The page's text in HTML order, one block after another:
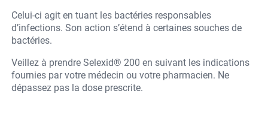
Celui-ci agit en tuant les bactéries responsables
d’infections. Son action s’étend à certaines souches de
bactéries.
Veillez à prendre Selexid® 200 en suivant les indications
fournies par votre médecin ou votre pharmacien. Ne
dépassez pas la dose prescrite.